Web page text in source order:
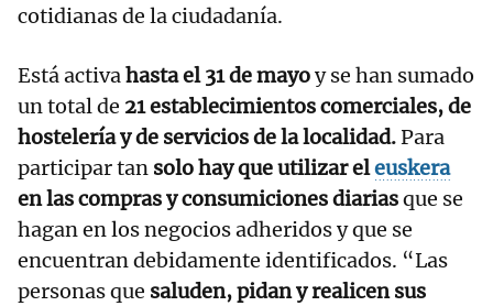
cotidianas de la ciudadanía.
Está activahasta el 31 de mayoy se han sumado
un total de 21 establecimientoscomerciales, de
hostelería y de servicios de la localidad.Para
participar tan solo hay que utilizar eleuskera
en las compras y consumiciones diariasque se
hagan en los negocios adheridos y que se
encuentran debidamente identificados. “Las
personas que saluden, pidan y realicen sus